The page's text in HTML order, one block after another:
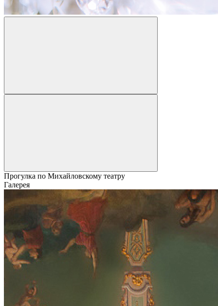
Прогулка по Михайловскому театру
Галерея